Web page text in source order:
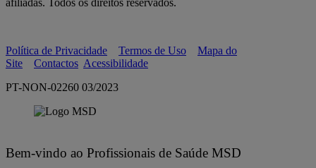
afiliadas. Todos os direitos reservados.
Política de Privacidade Termos de Uso
Mapa do
Site
Contactos Acessibilidade
PT-NON-02260 03/2023
Bem-vindo ao Profissionais de Saúde MSD